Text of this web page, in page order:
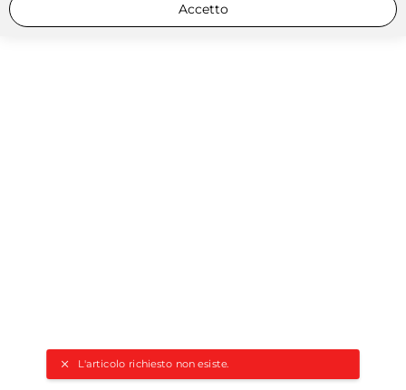
L'articolo richiesto non esiste.
Accetto